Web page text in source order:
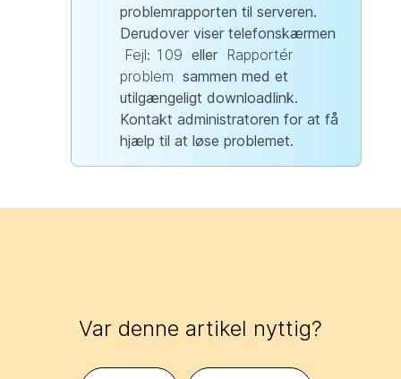
problemrapporten til serveren.
Derudover viser telefonskærmen
Fejl: 109 eller Rapportér
problem sammen med et
utilgængeligt downloadlink.
Kontakt administratoren for at få
hjælp til at løse problemet.
Var denne artikel nyttig?